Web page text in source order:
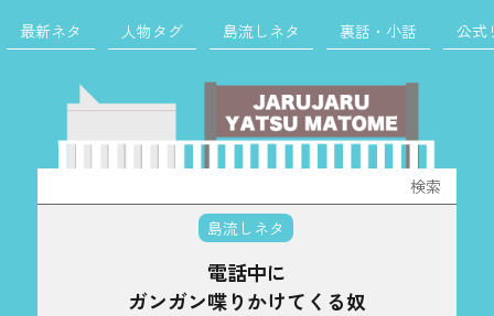
最新ネタ 人物タグ 島流しネタ 裏話・小話 公式
索:
島流しネタ
電話中に
ガンガン喋りかけてくる奴